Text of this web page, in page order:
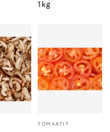
1kg
TOMAATIT